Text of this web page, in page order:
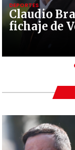
Claudio
fichaje de
DEPORTES